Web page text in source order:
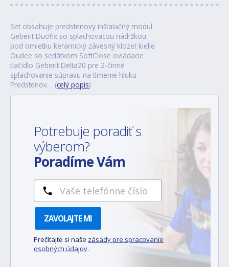
Set obsahuje predstenový inštalačný modul
Geberit Duofix so splachovacou nádržkou
pod omietku keramický závesný klozet kielle
Oudee so sedátkom SoftClose ovládacie
tlačidlo Geberit Delta20 pre 2-činné
splachovanie súpravu na tlmenie hluku
Predstenov… (celý popis)
Potrebuje poradiť s
výberom?
Poradíme Vám
ZAVOLAJTE MI
Prečítajte si naše zásady pre spracovanie
osobných údajov.